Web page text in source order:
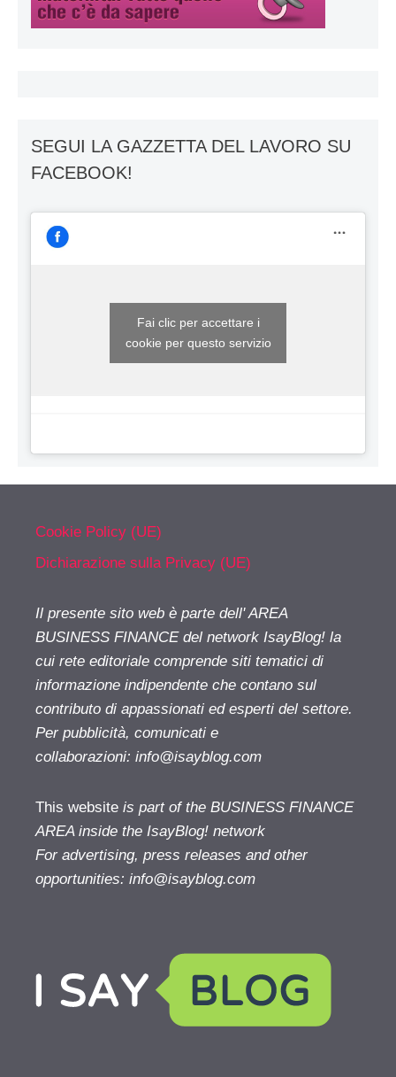
SEGUI LA GAZZETTA DEL LAVORO SU
FACEBOOK!
Fai clic per accettare i
cookie per questo servizio
Cookie Policy (UE)
Dichiarazione sulla Privacy (UE)
Il presente sito web è parte dell' AREA
BUSINESS FINANCE del network IsayBlog! la
cui rete editoriale comprende siti tematici di
informazione indipendente che contano sul
contributo di appassionati ed esperti del settore.
Per pubblicità, comunicati e
collaborazioni: info@isayblog.com
This website is part of the BUSINESS FINANCE
AREA inside the IsayBlog! network
For advertising, press releases and other
opportunities: info@isayblog.com